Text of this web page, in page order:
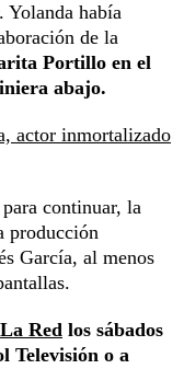
Yolanda había
de la
Portillo en el
abajo.
actor inmortalizado
continuar, la
producción
García, al menos
La Red los sábados
Televisión o a